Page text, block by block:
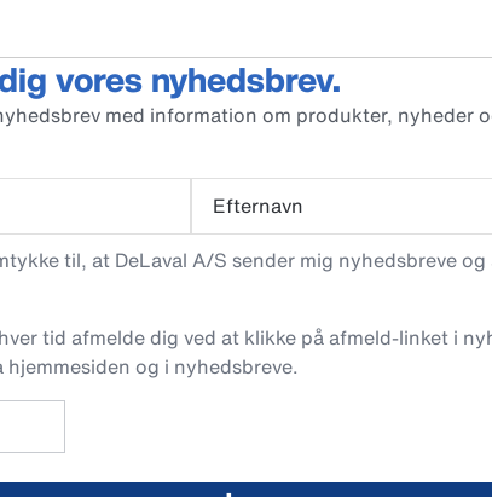
vores nyhedsbrev.
med information om produkter, nyheder
Efternavn
til, at DeLaval A/S sender mig nyhedsbreve
tid afmelde dig ved at klikke på afmeld-linket i
hjemmesiden og i nyhedsbreve.